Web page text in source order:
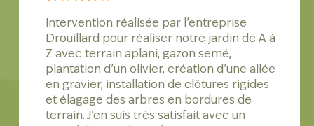
Intervention réalisée par l’entreprise
Drouillard pour réaliser notre jardin de A à
Z avec terrain aplani, gazon semé,
plantation d’un olivier, création d’une allée
en gravier, installation de clôtures rigides
et élagage des arbres en bordures de
terrain. J’en suis très satisfait avec un